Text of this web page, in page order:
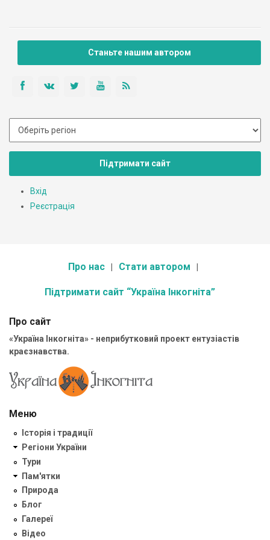
Станьте нашим автором
Підтримати сайт
Вхід
Реєстрація
Про нас Стати автором
Підтримати сайт “Україна Інкогніта”
Про сайт
«Україна Інкогніта» - неприбутковий проект ентузіастів
краєзнавства.
Меню
Історія і традиції
Регіони України
Тури
Пам'ятки
Природа
Блог
Галереї
Відео